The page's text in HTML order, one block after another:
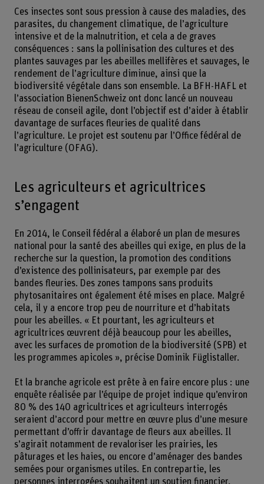
Ces insectes sont sous pression à cause des maladies, des
parasites, du changement climatique, de l’agriculture
intensive et de la malnutrition, et cela a de graves
conséquences : sans la pollinisation des cultures et des
plantes sauvages par les abeilles mellifères et sauvages, le
rendement de l’agriculture diminue, ainsi que la
biodiversité végétale dans son ensemble. La BFH-HAFL et
l’association BienenSchweiz ont donc lancé un nouveau
réseau de conseil agile, dont l’objectif est d’aider à établir
davantage de surfaces fleuries de qualité dans
l’agriculture. Le projet est soutenu par l’Office fédéral de
l’agriculture (OFAG).
Les agriculteurs et agricultrices
s’engagent
En 2014, le Conseil fédéral a élaboré un plan de mesures
national pour la santé des abeilles qui exige, en plus de la
recherche sur la question, la promotion des conditions
d’existence des pollinisateurs, par exemple par des
bandes fleuries. Des zones tampons sans produits
phytosanitaires ont également été mises en place. Malgré
cela, il y a encore trop peu de nourriture et d’habitats
pour les abeilles. « Et pourtant, les agriculteurs et
agricultrices œuvrent déjà beaucoup pour les abeilles,
avec les surfaces de promotion de la biodiversité (SPB) et
les programmes apicoles », précise Dominik Füglistaller.
Et la branche agricole est prête à en faire encore plus : une
enquête réalisée par l’équipe de projet indique qu’environ
80 % des 140 agricultrices et agriculteurs interrogés
seraient d’accord pour mettre en œuvre plus d’une mesure
permettant d’offrir davantage de fleurs aux abeilles. Il
s’agirait notamment de revaloriser les prairies, les
pâturages et les haies, ou encore d’aménager des bandes
semées pour organismes utiles. En contrepartie, les
personnes interrogées souhaitent un soutien financier,